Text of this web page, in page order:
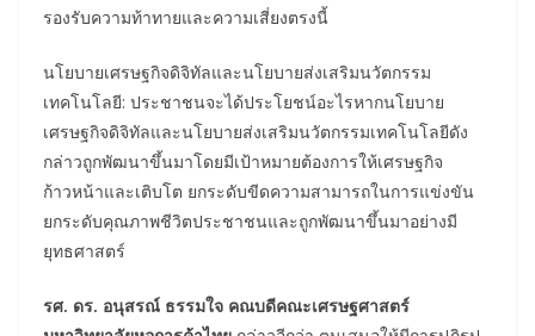
รองรับความท้าทายและความเสี่ยงตรงนี้
นโยบายเศรษฐกิจดิจิทัลและนโยบายส่งเสริมนวัตกรรม
เทคโนโลยี: ประชาชนจะได้ประโยชน์อะไรหากนโยบาย
เศรษฐกิจดิจิทัลและนโยบายส่งเสริมนวัตกรรมเทคโนโลยีดัง
กล่าวถูกพัฒนาขึ้นมาโดยมีเป้าหมายต้องการให้เศรษฐกิจ
ก้าวหน้าและเติบโต ยกระดับขีดความสามารถในการแข่งขัน
ยกระดับคุณภาพชีวิตประชาชนและถูกพัฒนาขึ้นมาอย่างมี
ยุทธศาสตร์
รศ. ดร. อนุสรณ์ ธรรมใจ คณบดีคณะเศรษฐศาสตร์